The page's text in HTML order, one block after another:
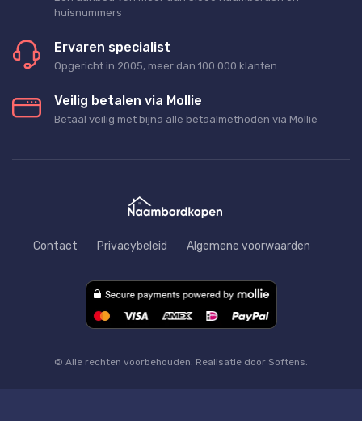
huisnummers
Ervaren specialist
Opgericht in 2005, meer dan 100.000 klanten
Veilig betalen via Mollie
Betaal veilig met bijna alle betaalmethoden via Mollie
Contact Privacybeleid Algemene voorwaarden
© Alle rechten voorbehouden. Realisatie door Softens.